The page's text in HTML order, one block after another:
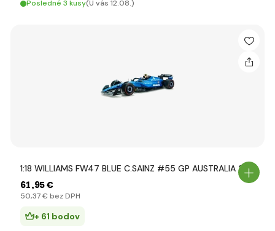
Posledné 3 kusy(U vás 12.08.)
1:18 WILLIAMS FW47 BLUE C.SAINZ #55 GP AUSTRALIA 2
61,95 €
50,37 € bez DPH
+ 61 bodov